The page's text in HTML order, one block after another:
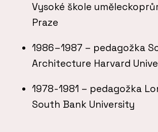
Vysoké škole
Praze
1986–1987 – pedagožka
Architecture Harvard
1978-1981 – pedagožka
South Bank University